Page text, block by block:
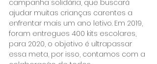
campanha solidária, que buscará
ajudar muitas crianças carentes a
enfrentar mais um ano letivo. Em 2019,
foram entregues 400 kits escolares,
para 2020, o objetivo é ultrapassar
essa meta, por isso, contamos com a